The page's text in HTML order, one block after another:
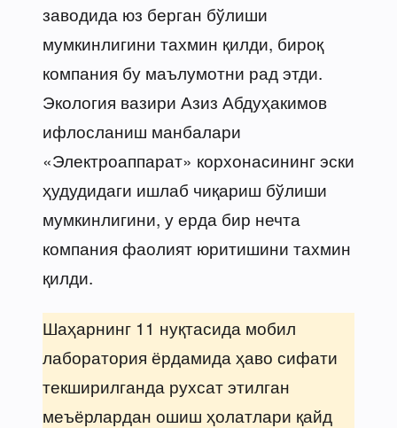
заводида юз берган бўлиши
мумкинлигини тахмин қилди, бироқ
компания бу маълумотни рад этди.
Экология вазири Азиз Абдуҳакимов
ифлосланиш манбалари
«Электроаппарат» корхонасининг эски
ҳудудидаги ишлаб чиқариш бўлиши
мумкинлигини, у ерда бир нечта
компания фаолият юритишини тахмин
қилди.
Шаҳарнинг 11 нуқтасида мобил
лаборатория ёрдамида ҳаво сифати
текширилганда рухсат этилган
меъёрлардан ошиш ҳолатлари қайд